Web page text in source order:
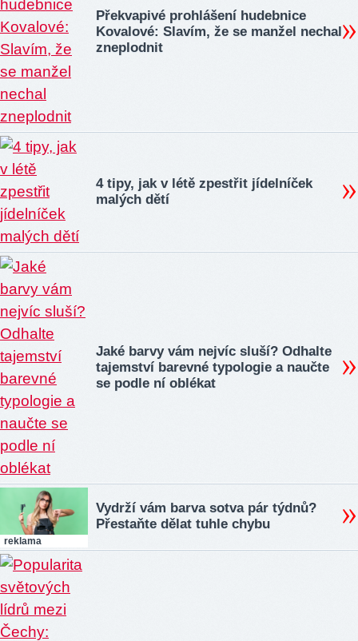
Překvapivé prohlášení hudebnice
Kovalové: Slavím, že se manžel nechal
zneplodnit
4 tipy, jak v létě zpestřit jídelníček
malých dětí
Jaké barvy vám nejvíc sluší? Odhalte
tajemství barevné typologie a naučte
se podle ní oblékat
reklama
Vydrží vám barva sotva pár týdnů?
Přestaňte dělat tuhle chybu